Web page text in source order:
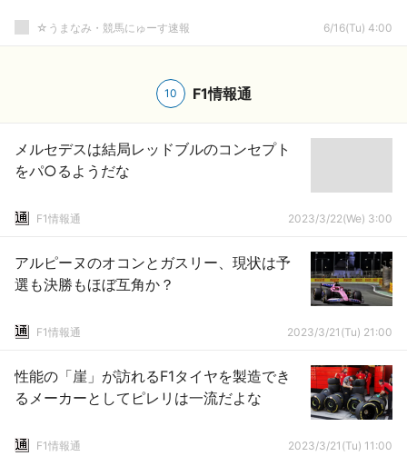
☆うまなみ・競馬にゅーす速報 6/16(Tu) 4:00
10 F1情報通
メルセデスは結局レッドブルのコンセプト
をパ○るようだな
F1情報通 2023/3/22(We) 3:00
アルピーヌのオコンとガスリー、現状は予
選も決勝もほぼ互角か？
F1情報通 2023/3/21(Tu) 21:00
性能の「崖」が訪れるF1タイヤを製造でき
るメーカーとしてピレリは一流だよな
F1情報通 2023/3/21(Tu) 11:00